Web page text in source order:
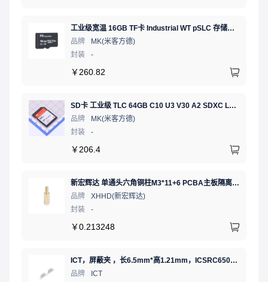
工业级宽温 16GB TF卡 Industrial WT pSLC 存储卡 MICRO SD LDPC纠错 PE 30K 无人机、行车记录仪、安防监控适配
品牌
MK(米客方德)
封装
-
￥ 260.82
SD卡 工业级 TLC 64GB C10 U3 V30 A2 SDXC LDPC纠错 PE 3K 无人机、行车记录仪、安防监控适配
品牌
MK(米客方德)
封装
-
￥ 206.4
新宏辉达 单通头六角铜柱M3*11+6 PCBA主板隔离螺柱
品牌
XHHD(新宏辉达)
封装
-
￥0.213248
ICT，屏蔽夹 ，长6.5mm*高1.21mm，ICSRC6508SFR
品牌
ICT